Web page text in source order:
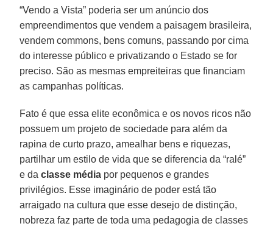
“Vendo a Vista” poderia ser um anúncio dos
empreendimentos que vendem a paisagem brasileira,
vendem commons, bens comuns, passando por cima
do interesse público e privatizando o Estado se for
preciso. São as mesmas empreiteiras que financiam
as campanhas políticas.
Fato é que essa elite econômica e os novos ricos não
possuem um projeto de sociedade para além da
rapina de curto prazo, amealhar bens e riquezas,
partilhar um estilo de vida que se diferencia da “ralé”
e daclasse média por pequenos e grandes
privilégios. Esse imaginário de poder está tão
arraigado na cultura que esse desejo de distinção,
nobreza faz parte de toda uma pedagogia de classes